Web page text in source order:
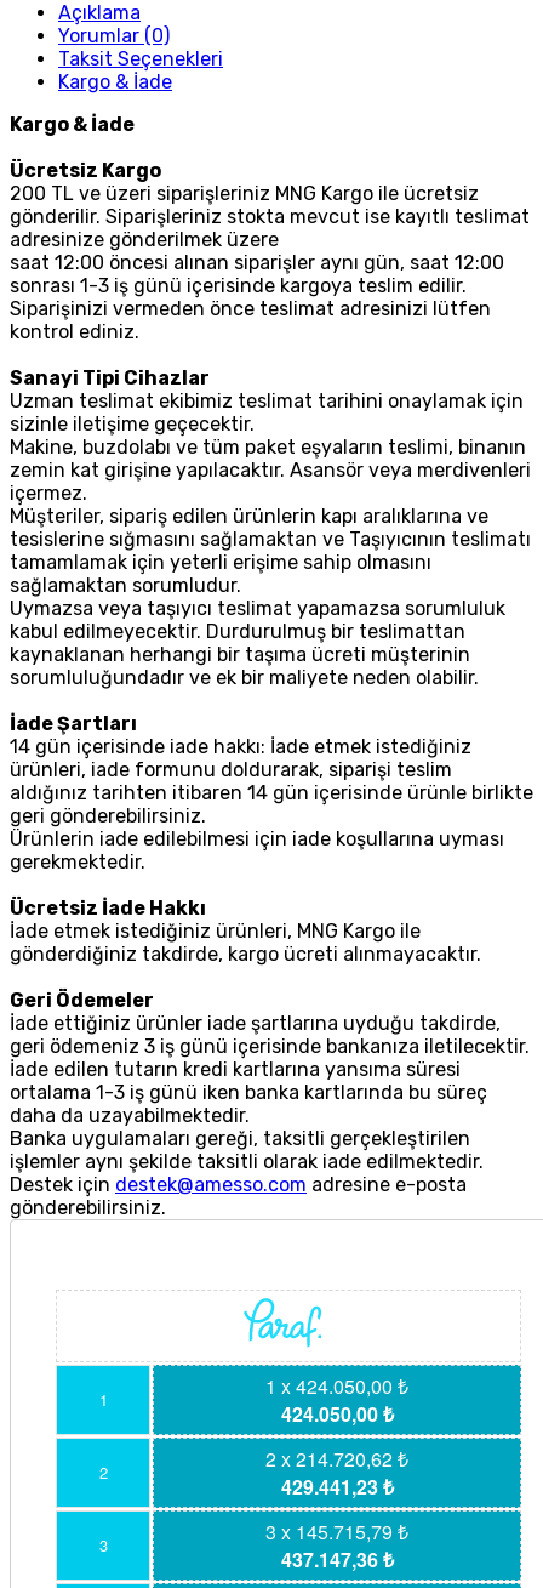
Açıklama
Yorumlar (0)
Taksit Seçenekleri
Kargo & İade
Kargo & İade
Ücretsiz Kargo
200 TL ve üzeri siparişleriniz MNG Kargo ile ücretsiz
gönderilir. Siparişleriniz stokta mevcut ise kayıtlı teslimat
adresinize gönderilmek üzere
saat 12:00 öncesi alınan siparişler aynı gün, saat 12:00
sonrası 1-3 iş günü içerisinde kargoya teslim edilir.
Siparişinizi vermeden önce teslimat adresinizi lütfen
kontrol ediniz.
Sanayi Tipi Cihazlar
Uzman teslimat ekibimiz teslimat tarihini onaylamak için
sizinle iletişime geçecektir.
Makine, buzdolabı ve tüm paket eşyaların teslimi, binanın
zemin kat girişine yapılacaktır. Asansör veya merdivenleri
içermez.
Müşteriler, sipariş edilen ürünlerin kapı aralıklarına ve
tesislerine sığmasını sağlamaktan ve Taşıyıcının teslimatı
tamamlamak için yeterli erişime sahip olmasını
sağlamaktan sorumludur.
Uymazsa veya taşıyıcı teslimat yapamazsa sorumluluk
kabul edilmeyecektir. Durdurulmuş bir teslimattan
kaynaklanan herhangi bir taşıma ücreti müşterinin
sorumluluğundadır ve ek bir maliyete neden olabilir.
İade Şartları
14 gün içerisinde iade hakkı: İade etmek istediğiniz
ürünleri, iade formunu doldurarak, siparişi teslim
aldığınız tarihten itibaren 14 gün içerisinde ürünle birlikte
geri gönderebilirsiniz.
Ürünlerin iade edilebilmesi için iade koşullarına uyması
gerekmektedir.
Ücretsiz İade Hakkı
İade etmek istediğiniz ürünleri, MNG Kargo ile
gönderdiğiniz takdirde, kargo ücreti alınmayacaktır.
Geri Ödemeler
İade ettiğiniz ürünler iade şartlarına uyduğu takdirde,
geri ödemeniz 3 iş günü içerisinde bankanıza iletilecektir.
İade edilen tutarın kredi kartlarına yansıma süresi
ortalama 1-3 iş günü iken banka kartlarında bu süreç
daha da uzayabilmektedir.
Banka uygulamaları gereği, taksitli gerçekleştirilen
işlemler aynı şekilde taksitli olarak iade edilmektedir.
Destek için destek@amesso.com adresine e-posta
gönderebilirsiniz.
1
1 x 424.050,00 ₺
424.050,00 ₺
2
2 x 214.720,62 ₺
429.441,23 ₺
3
3 x 145.715,79 ₺
437.147,36 ₺